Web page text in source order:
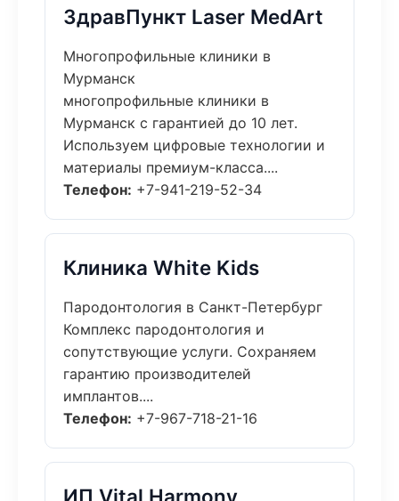
ЗдравПункт Laser MedArt
Многопрофильные клиники в
Мурманск
многопрофильные клиники в
Мурманск с гарантией до 10 лет.
Используем цифровые технологии и
материалы премиум-класса....
Телефон: +7-941-219-52-34
Клиника White Kids
Пародонтология в Санкт-Петербург
Комплекс пародонтология и
сопутствующие услуги. Сохраняем
гарантию производителей
имплантов....
Телефон: +7-967-718-21-16
ИП Vital Harmony